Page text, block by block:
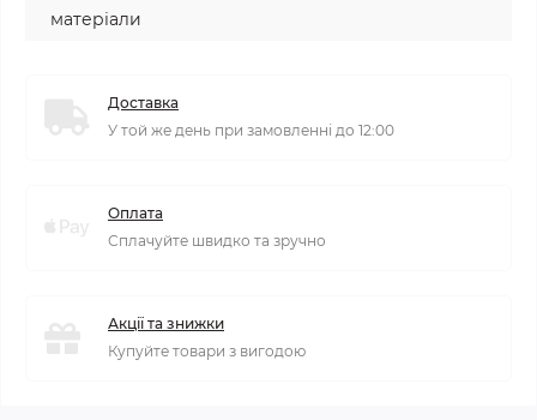
матеріали
Доставка
У той же день при замовленні до 12:00
Оплата
Сплачуйте швидко та зручно
Акції та знижки
Купуйте товари з вигодою